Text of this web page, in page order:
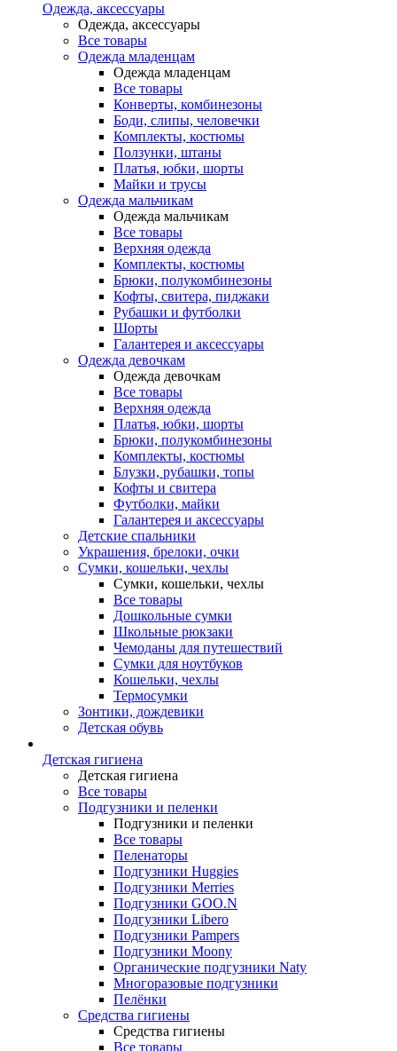
Одежда, аксессуары
Одежда, аксессуары
Все товары
Одежда младенцам
Одежда младенцам
Все товары
Конверты, комбинезоны
Боди, слипы, человечки
Комплекты, костюмы
Ползунки, штаны
Платья, юбки, шорты
Майки и трусы
Одежда мальчикам
Одежда мальчикам
Все товары
Верхняя одежда
Комплекты, костюмы
Брюки, полукомбинезоны
Кофты, свитера, пиджаки
Рубашки и футболки
Шорты
Галантерея и аксессуары
Одежда девочкам
Одежда девочкам
Все товары
Верхняя одежда
Платья, юбки, шорты
Брюки, полукомбинезоны
Комплекты, костюмы
Блузки, рубашки, топы
Кофты и свитера
Футболки, майки
Галантерея и аксессуары
Детские спальники
Украшения, брелоки, очки
Сумки, кошельки, чехлы
Сумки, кошельки, чехлы
Все товары
Дошкольные сумки
Школьные рюкзаки
Чемоданы для путешествий
Сумки для ноутбуков
Кошельки, чехлы
Термосумки
Зонтики, дождевики
Детская обувь
Детская гигиена
Детская гигиена
Все товары
Подгузники и пеленки
Подгузники и пеленки
Все товары
Пеленаторы
Подгузники Huggies
Подгузники Merries
Подгузники GOO.N
Подгузники Libero
Подгузники Pampers
Подгузники Moony
Органические подгузники Naty
Многоразовые подгузники
Пелёнки
Средства гигиены
Средства гигиены
Все товары